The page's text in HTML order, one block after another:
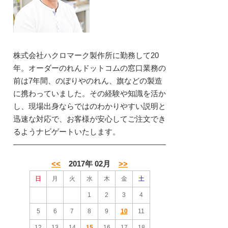
株式会社ハクロマーク製作所に勤務して20
年。オーダーのれんドットコムの窓口業務の
前は7年間、のぼりやのれん、旗などの製造
に携わっていました。その経験や知識を活か
し、現場出身ならではのわかりやすい説明と
迅速な対応で、お客様が安心してご注文でき
るようナビゲートいたします。
<< 2017年 02月 >>
日 月 火 水 木 金 土
1 2 3 4
5 6 7 8 9 10 11